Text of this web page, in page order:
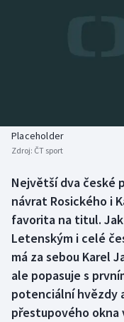
Biatlon
Box
Curling
Dostihy
Aplikace ČT sport
Placeholder
Zdroj: ČT sport
Největší dva české
návrat Rosického i
favorita na titul.
Letenským i celé
má za sebou Karel
ale popasuje s
potenciální hvězdy
přestupového okna